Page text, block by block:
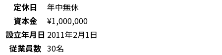
定休日
年中無休
資本金
¥1,000,000
設立年月日 2011年2月1日
従業員数 30名